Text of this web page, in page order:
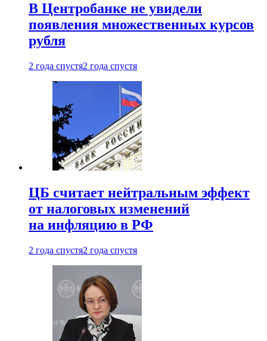
В Центробанке не увидели
появления множественных курсов
рубля
2 года спустя2 года спустя
ЦБ считает нейтральным эффект
от налоговых изменений
на инфляцию в РФ
2 года спустя2 года спустя